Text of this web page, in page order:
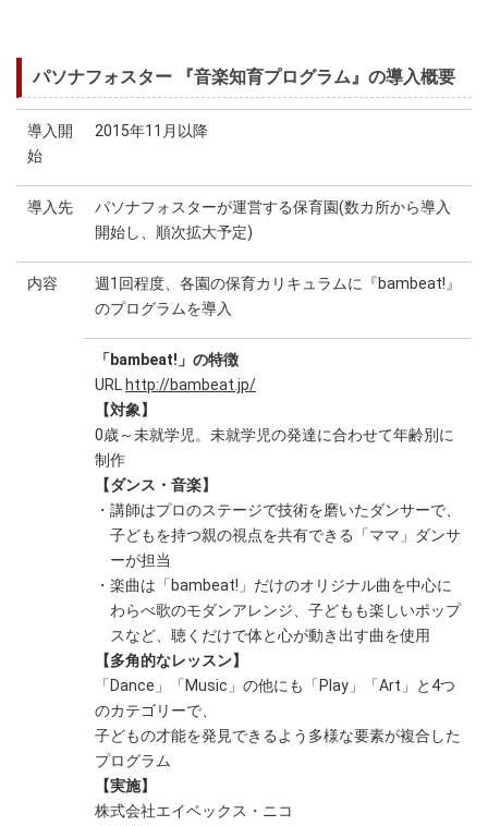
パソナフォスター 『音楽知育プログラム』の導入概要
導入開
始
2015年11月以降
導入先
パソナフォスターが運営する保育園(数カ所から導入
開始し、順次拡大予定)
内容
週1回程度、各園の保育カリキュラムに『bambeat!』
のプログラムを導入
「bambeat!」の特徴
URL http://bambeat.jp/
【対象】
0歳～未就学児。未就学児の発達に合わせて年齢別に
制作
【ダンス・音楽】
・講師はプロのステージで技術を磨いたダンサーで、
子どもを持つ親の視点を共有できる「ママ」ダンサ
ーが担当
・楽曲は「bambeat!」だけのオリジナル曲を中心に
わらべ歌のモダンアレンジ、子どもも楽しいポップ
スなど、聴くだけで体と心が動き出す曲を使用
【多角的なレッスン】
「Dance」「Music」の他にも「Play」「Art」と4つ
のカテゴリーで、
子どもの才能を発見できるよう多様な要素が複合した
プログラム
【実施】
株式会社エイベックス・ニコ